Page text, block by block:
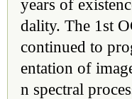
years of
dality. The 1st
continued to
entation of
n spectral